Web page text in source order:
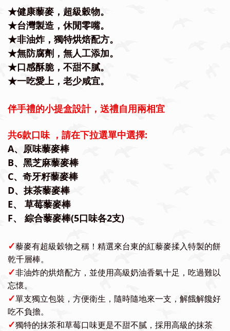
★健康藜麥，超級穀物。
★台灣製造，休閒零嘴。
★非油炸，獨特烘焙配方。
★無防腐劑，無人工添加。
★口感酥脆，不甜不膩。
★一吃愛上，老少咸宜。
伴手禮的小提盒設計，送禮自用兩相宜
共6款口味 ，請在下拉選單中選擇:
A、原味藜麥棒
B、黑芝麻藜麥棒
C、奇牙籽藜麥棒
D、抹茶藜麥棒
E、 草莓藜麥棒
F、 綜合藜麥棒(5口味各2支)
✓藜麥有超級穀物之稱！精選來台東的紅藜麥揉入特製的餅
乾千層棒。
✓非油炸的烘焙配方， 並使用高級奶油香氣十足，吃過難以
忘懷。
✓單支獨立包裝，方便衛生，隨時隨地來一支，解餓解饞好
吃不負擔。
✓獨特的抹茶和草莓口味更是不甜不膩，採用高級的抹茶